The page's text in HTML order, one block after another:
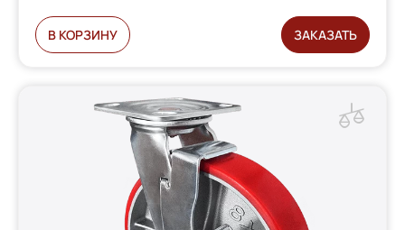
В КОРЗИНУ ЗАКАЗАТЬ